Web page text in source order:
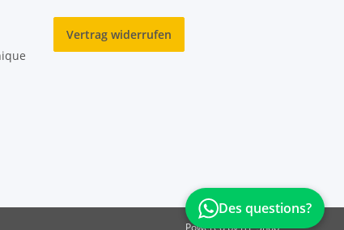
Vertrag widerrufen
Powered byJTL-Shop
Des questions?